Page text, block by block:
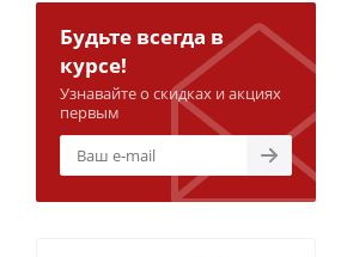
Будьте всегда в
курсе!
Узнавайте о скидках и акциях
первым